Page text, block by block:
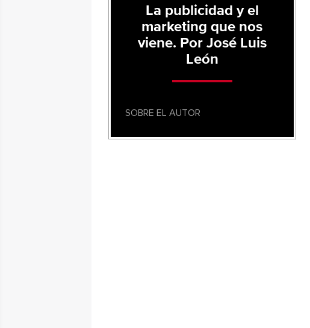
La publicidad y el
marketing que nos
viene. Por José Luis
León
SOBRE EL AUTOR